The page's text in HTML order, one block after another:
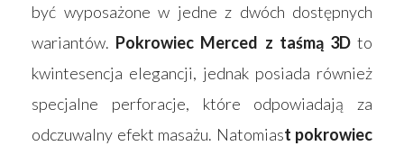
być wyposażone w jedne z dwóch dostępnych
wariantów. Pokrowiec Merced z taśmą 3Dto
kwintesencja elegancji, jednak posiada również
specjalne perforacje, które odpowiadają za
odczuwalny efekt masażu. Natomiast pokrowiec